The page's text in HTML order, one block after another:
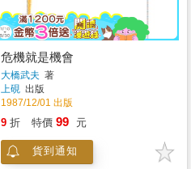
危機就是機會
大橋武夫 著
上硯 出版
1987/12/01 出版
9 折 特價 99 元
貨到通知